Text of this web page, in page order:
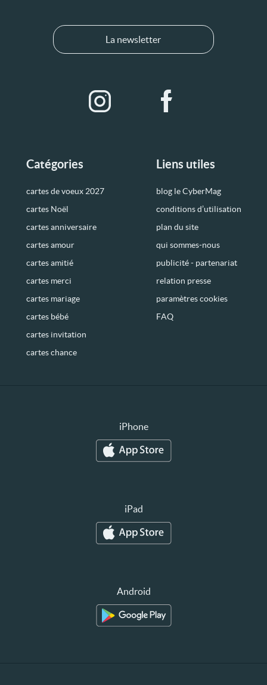
Catégories
cartes de voeux 2027
cartes Noël
cartes anniversaire
cartes amour
cartes amitié
cartes merci
cartes mariage
cartes bébé
cartes invitation
cartes chance
Liens utiles
blog le CyberMag
conditions d’utilisation
plan du site
qui sommes-nous
publicité - partenariat
relation presse
paramètres cookies
FAQ
La newsletter
iPhone
iPad
Android